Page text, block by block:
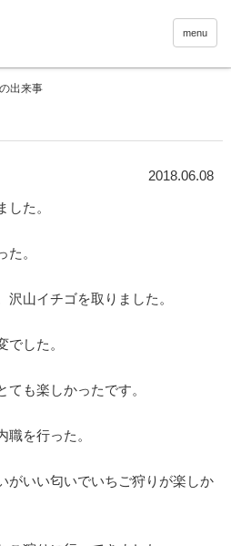
愛まん
menu
出来事
2018.06.08
した。
た。
沢山イチゴを取りました。
でした。
ても楽しかったです。
職を行った。
がいい匂いでいちご狩りが楽しか